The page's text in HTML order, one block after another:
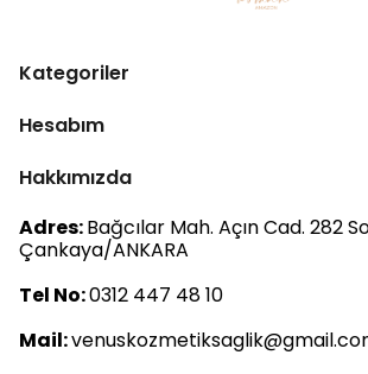
Kategoriler
Hesabım
Hakkımızda
Adres:Bağcılar Mah. Açın Cad. 282
Çankaya/ANKARA
Tel No:0312 447 48 10
Mail: